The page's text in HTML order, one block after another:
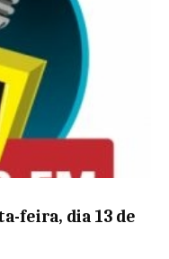
feira, dia 13 de